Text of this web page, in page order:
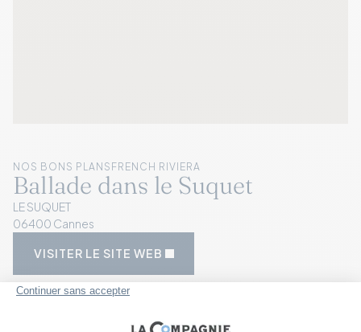
NOS BONS PLANS FRENCH RIVIERA
Ballade dans le Suquet
LE SUQUET
06400 Cannes
VISITER LE SITE WEB